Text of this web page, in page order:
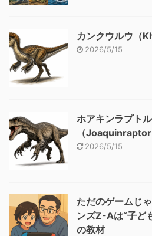
カンクウルウ（
2026/5/15
ホアキンラプト
（Joaquinraptor
2026/5/15
ただのゲームじ
ンズZ-Aは“子ど
の教材